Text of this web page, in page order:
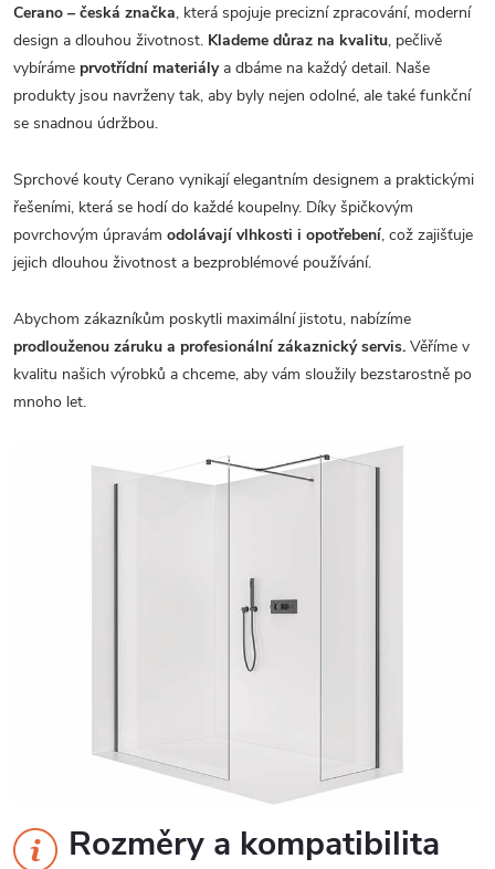
Cerano – česká značka, která spojuje precizní zpracování, moderní
design a dlouhou životnost. Klademe důraz na kvalitu, pečlivě
vybíráme prvotřídní materiálya dbáme na každý detail. Naše
produkty jsou navrženy tak, aby byly nejen odolné, ale také funkční
se snadnou údržbou.
Sprchové kouty Cerano vynikají elegantním designem a praktickými
řešeními, která se hodí do každé koupelny. Díky špičkovým
povrchovým úpravám odolávají vlhkosti i opotřebení, což zajišťuje
jejich dlouhou životnost a bezproblémové používání.
Abychom zákazníkům poskytli maximální jistotu, nabízíme
prodlouženou záruku a profesionální zákaznický servis. Věříme v
kvalitu našich výrobků a chceme, aby vám sloužily bezstarostně po
mnoho let.
Rozměry a kompatibilita